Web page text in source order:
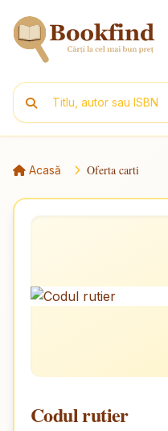
Acasă Oferta carti
Codul rutier